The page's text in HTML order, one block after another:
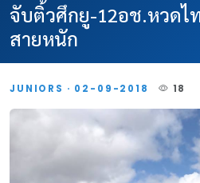
จับติ้วศึกยู-12อช.หวดไ
สายหนัก
JUNIORS · 02-09-2018 18